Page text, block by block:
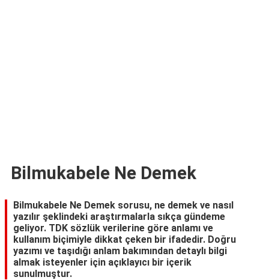
Bilmukabele Ne Demek
Bilmukabele Ne Demek sorusu, ne demek ve nasıl
yazılır şeklindeki araştırmalarla sıkça gündeme
geliyor. TDK sözlük verilerine göre anlamı ve
kullanım biçimiyle dikkat çeken bir ifadedir. Doğru
yazımı ve taşıdığı anlam bakımından detaylı bilgi
almak isteyenler için açıklayıcı bir içerik
sunulmuştur.